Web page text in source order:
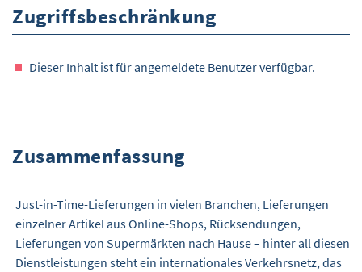
Zugriffsbeschränkung
Dieser Inhalt ist für angemeldete Benutzer verfügbar.
Zusammenfassung
Just-in-Time-Lieferungen in vielen Branchen, Lieferungen
einzelner Artikel aus Online-Shops, Rücksendungen,
Lieferungen von Supermärkten nach Hause – hinter all diesen
Dienstleistungen steht ein internationales Verkehrsnetz, das